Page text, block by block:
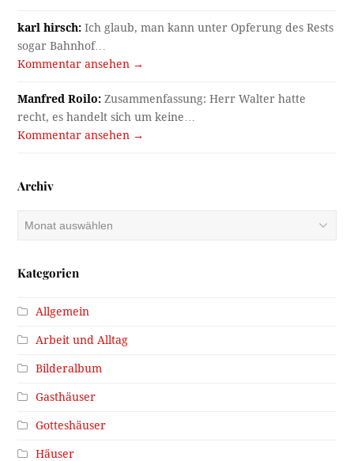
karl hirsch: Ich glaub, man kann unter Opferung des Rests
sogar Bahnhof…
Kommentar ansehen →
Manfred Roilo: Zusammenfassung: Herr Walter hatte
recht, es handelt sich um keine…
Kommentar ansehen →
Archiv
Kategorien
Allgemein
Arbeit und Alltag
Bilderalbum
Gasthäuser
Gotteshäuser
Häuser